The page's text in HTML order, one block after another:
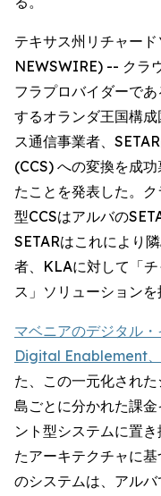
テキサス州リチャー
NEWSWIRE) -- クラ
フラプロバイダーで
するオランダ王国構
ス通信事業者、
(CCS) への変換を成
たことを発表した。
型CCSはアルバの
SETARはこれにより
者、KLAに対して「
ス」ソリューションを
マベニアのデジタル
Digital Enablement
た、この一元化され
島ごとに分かれた課
ント型システムに置
たアーキテクチャに
のシステムは、アル